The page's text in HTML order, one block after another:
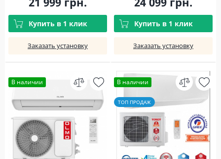
Купить в 1 клик
Заказать установку
Купить в 1 клик
Заказать установку
В наличии В наличии
ТОП ПРОДАЖ